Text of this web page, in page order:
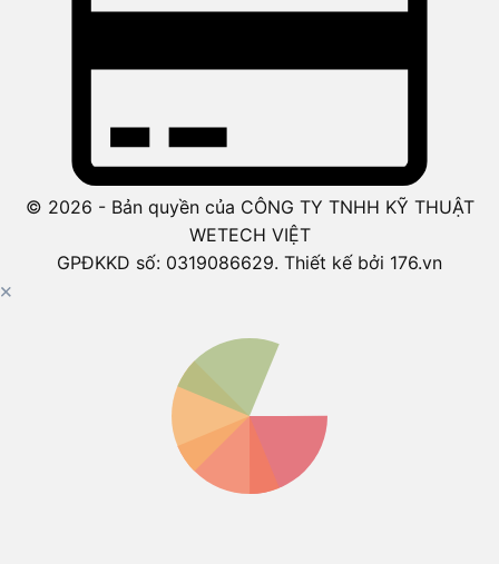
© 2026 - Bản quyền của CÔNG TY TNHH KỸ THUẬT
WETECH VIỆT
GPĐKKD số: 0319086629. Thiết kế bởi 176.vn